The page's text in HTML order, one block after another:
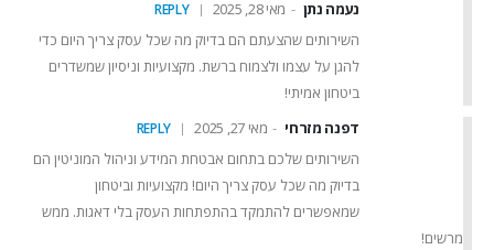
נעמה נתן מאי 28, 2025 REPLY
השירותים שהצעתם הם בדיוק מה שכל עסק צריך היום כדי
להגן על עצמו ולצמוח ברשת. מקצועיות וניסיון שמשדרים
ביטחון אמיתי!
דפנה מזרחי
מאי 27, 2025 REPLY
השירותים שלכם בתחום אבטחת המידע וניהול המוניטין הם
בדיוק מה שכל עסק צריך היום! מקצועיות וביטחון
שמאפשרים להתמקד בהתפתחות העסק בלי דאגות. ממש
מרשים!